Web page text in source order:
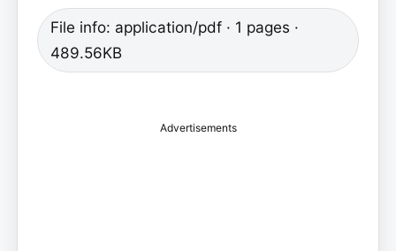
File info: application/pdf · 1 pages ·
489.56KB
Advertisements